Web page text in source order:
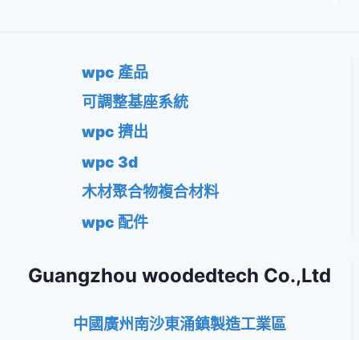
wpc 產品
可調整基座系統
wpc 擠出
wpc 3d
木材聚合物複合材料
wpc 配件
Guangzhou woodedtech Co.,Ltd
中國廣州南沙東涌鎮製造工業區